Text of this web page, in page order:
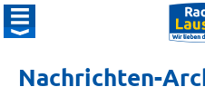
Nachrichten-